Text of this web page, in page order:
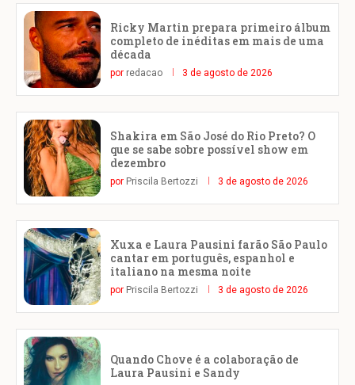
Ricky Martin prepara primeiro álbum
completo de inéditas em mais de uma
década
por redacao 3 de agosto de 2026
Shakira em São José do Rio Preto? O
que se sabe sobre possível show em
dezembro
por Priscila Bertozzi 3 de agosto de 2026
Xuxa e Laura Pausini farão São Paulo
cantar em português, espanhol e
italiano na mesma noite
por Priscila Bertozzi 3 de agosto de 2026
Quando Chove é a colaboração de
Laura Pausini e Sandy